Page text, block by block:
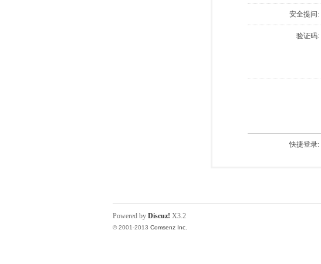
安全提问:
验证码:
快捷登录:
Powered by Discuz! X3.2
© 2001-2013 Comsenz Inc.